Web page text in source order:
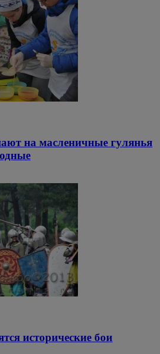
на масленичные гулянья
исторические бои